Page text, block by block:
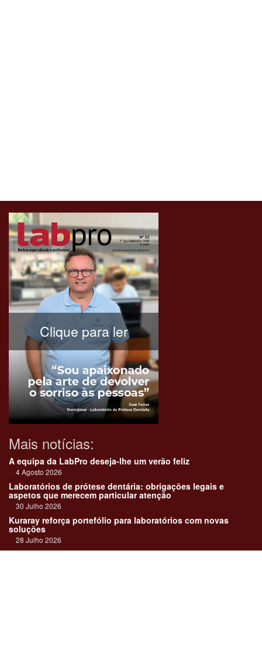
Clique para ler
Mais notícias:
A equipa da LabPro deseja-lhe um verão feliz
4 Agosto 2026
Laboratórios de prótese dentária: obrigações legais e
aspetos que merecem particular atenção
30 Julho 2026
Kuraray reforça portefólio para laboratórios com novas
soluções
28 Julho 2026
"Devemos encarar cada caso como uma história construída